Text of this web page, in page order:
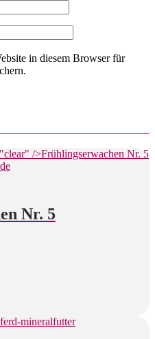
in diesem Browser für
Nr. 5